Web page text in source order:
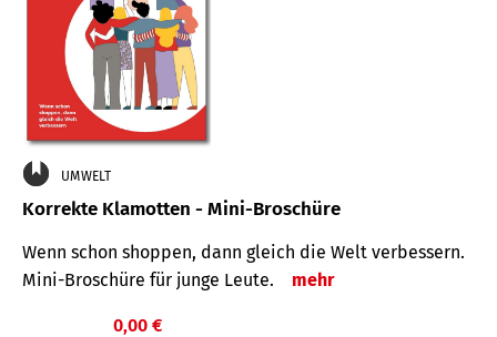
UMWELT
Korrekte Klamotten - Mini-Broschüre
Wenn schon shoppen, dann gleich die Welt verbessern.
Mini-Broschüre für junge Leute.
mehr
0,00 €